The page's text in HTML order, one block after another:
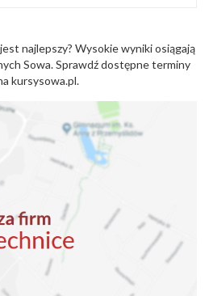
jest najlepszy? Wysokie wyniki osiągają
Sowa. Sprawdź dostępne terminy
kursysowa.pl.